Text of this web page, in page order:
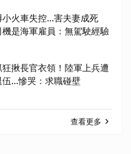
小火車失控…害夫妻成死
機是海軍雇員：無駕駛經驗
揪長官衣領！陸軍上兵遭
伍…慘哭：求職碰壁
查看更多